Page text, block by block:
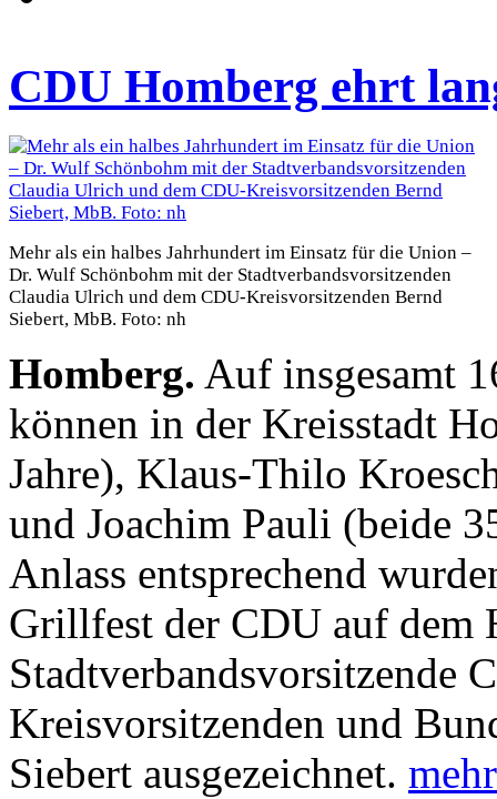
CDU Homberg ehrt
Mehr als ein halbes Jahrhundert im Einsatz für die Union –
Dr. Wulf Schönbohm mit der Stadtverbandsvorsitzenden
Claudia Ulrich und dem CDU-Kreisvorsitzenden Bernd
Siebert, MbB. Foto: nh
Homberg. Auf insgesamt
können in der Kreisstadt
Jahre), Klaus-Thilo
und Joachim Pauli (beide
Anlass entsprechend
Grillfest der CDU auf dem
Stadtverbandsvorsitzende
Kreisvorsitzenden und
Siebert ausgezeichnet.